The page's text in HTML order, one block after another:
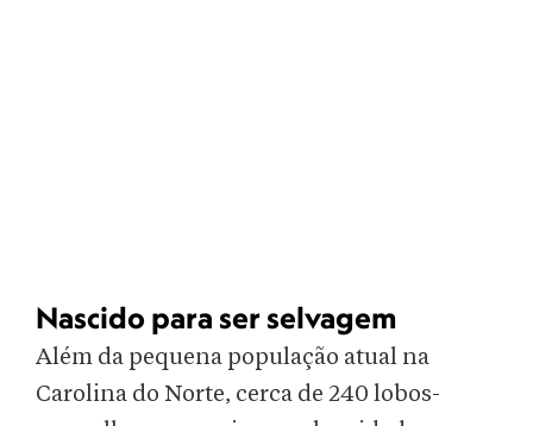
Nascido para ser selvagem
Além da pequena população atual na
Carolina do Norte, cerca de 240 lobos-